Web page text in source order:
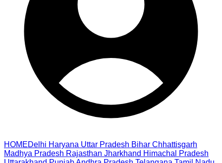
HOMEDelhi Haryana Uttar Pradesh Bihar Chhattisgarh
Madhya Pradesh Rajasthan Jharkhand Himachal Pradesh